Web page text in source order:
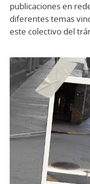
publicaciones en
diferentes temas
este colectivo del